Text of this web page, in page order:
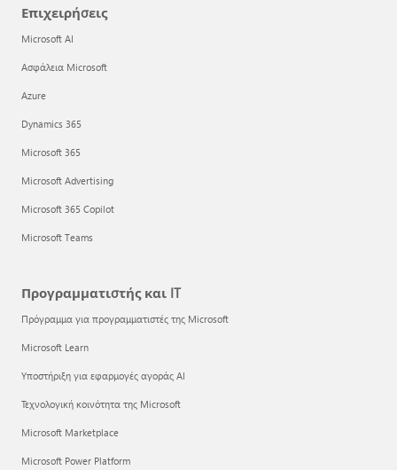
Επιχειρήσεις
Microsoft AI
Ασφάλεια Microsoft
Azure
Dynamics 365
Microsoft 365
Microsoft Advertising
Microsoft 365 Copilot
Microsoft Teams
Προγραμματιστής και IT
Πρόγραμμα για προγραμματιστές της Microsoft
Microsoft Learn
Υποστήριξη για εφαρμογές αγοράς AI
Τεχνολογική κοινότητα της Microsoft
Microsoft Marketplace
Microsoft Power Platform